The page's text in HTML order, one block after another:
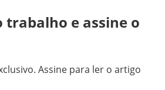
trabalho e assine o
Assine para ler o artigo